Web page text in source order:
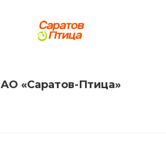
АО «Саратов-Птица»